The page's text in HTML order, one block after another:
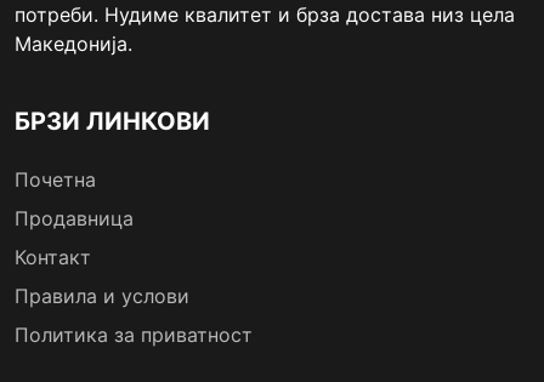
потреби. Нудиме квалитет и брза достава низ цела
Македонија.
БРЗИ ЛИНКОВИ
Почетна
Продавница
Контакт
Правила и услови
Политика за приватност